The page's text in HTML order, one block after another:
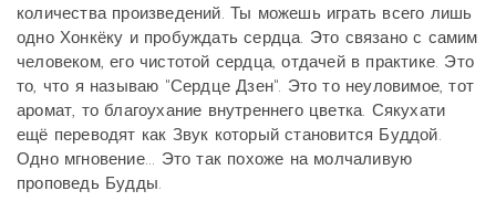
количества произведений. Ты можешь играть всего лишь
одно Хонкёку и пробуждать сердца. Это связано с самим
человеком, его чистотой сердца, отдачей в практике. Это
то, что я называю "Сердце Дзен". Это то неуловимое, тот
аромат, то благоухание внутреннего цветка. Сякухати
ещё переводят как Звук который становится Буддой.
Одно мгновение... Это так похоже на молчаливую
проповедь Будды.